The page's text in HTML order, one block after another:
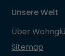
Unsere Welt
Über
Sitemap